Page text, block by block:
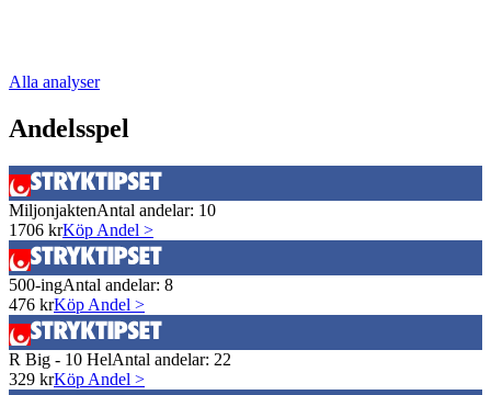
Alla analyser
Andelsspel
MiljonjaktenAntal andelar: 10
1706 krKöp Andel >
500-ingAntal andelar: 8
476 krKöp Andel >
R Big - 10 HelAntal andelar: 22
329 krKöp Andel >